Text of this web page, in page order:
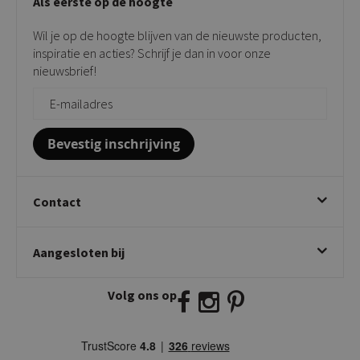
Tuinstoelen
Bijzettafels
Contact
Onderhoudsproducten
Vloerbescherming
Giftcards
Wil je op de hoogte blijven van de nieuwste producten,
inspiratie en acties? Schrijf je dan in voor onze
nieuwsbrief!
Bevestig inschrijving
Contact
Twijnstraweg 2
info@kickcollection.nl
Aangesloten bij
Volg ons op